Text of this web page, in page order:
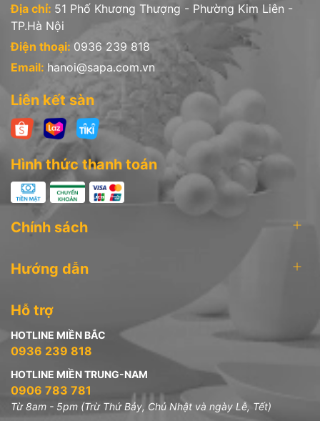
- Bình nước, bình trà thủy tinh chịu nhiệt borosilicate
4- Stoneline (Đức): sản phẩm Nồi chảo chống dính phủ đá thiên
nhiên
5- Sapata (Việt Nam): gồm sản phẩm hũ hộp, chai lọ thủy tinh
Văn phòng công ty:
* Trụ sở tại Hồ Chí Minh: 178 Đào Duy Anh, P.9, Q. Phú Nhuận,
Hotline: 0906 783 781
* Chi nhánh tại Hà Nội: 51 Phố Khương Thượng - Phường Trung
Hotline: 0936 239 818
Địa chỉ: 51 Phố Khương Thượng - Phường Kim Liên -
TP.Hà Nội
Điện thoại: 0936 239 818
Email: hanoi@sapa.com.vn
Liên kết sàn
Hình thức thanh toán
Chính sách
Hướng dẫn
Hỗ trợ
HOTLINE MIỀN BẮC
0936 239 818
HOTLINE MIỀN TRUNG-NAM
0906 783 781
Từ 8am - 5pm (Trừ Thứ Bảy, Chủ Nhật và ngày Lễ, Tết)